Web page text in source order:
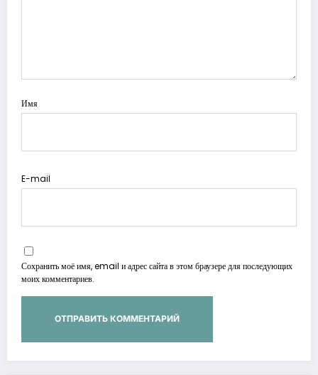
Имя
E-mail
Сохранить моё имя, email и адрес сайта в этом браузере для последующих
моих комментариев.